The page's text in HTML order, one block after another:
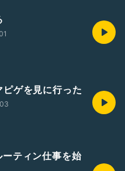
ゲを見に行った
ティン仕事を始